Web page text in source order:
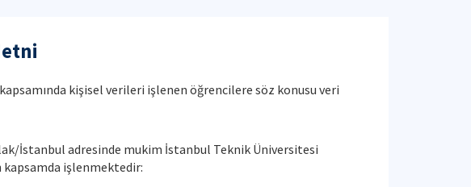
kişisel verileri işlenen öğrencilere söz konusu veri
İstanbul adresinde mukim İstanbul Teknik Üniversitesi
kapsamda işlenmektedir: